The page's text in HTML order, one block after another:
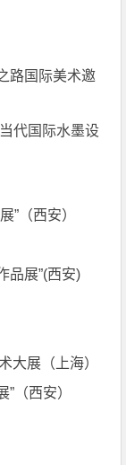
路国际美术邀
代国际水墨设
”（西安）
品展”(西安)
大展（上海）
（西安）